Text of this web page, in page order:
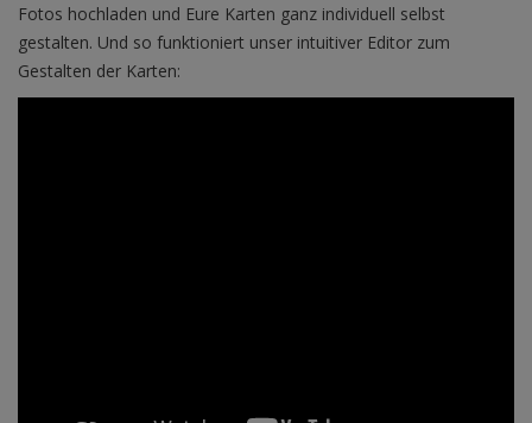
Fotos hochladen und Eure Karten ganz individuell selbst
gestalten. Und so funktioniert unser intuitiver Editor zum
Gestalten der Karten: